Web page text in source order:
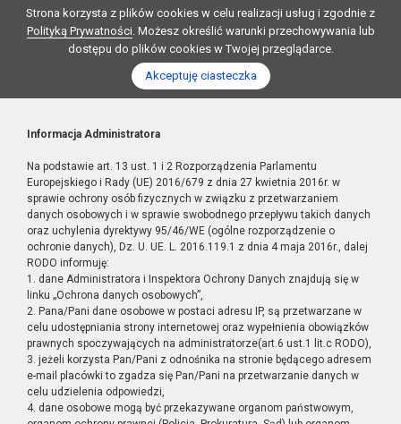
Strona korzysta z plików cookies w celu realizacji usług i zgodnie z
Polityką Prywatności. Możesz określić warunki przechowywania lub
dostępu do plików cookies w Twojej przeglądarce.
Akceptuję ciasteczka
Informacja Administratora
Na podstawie art. 13 ust. 1 i 2 Rozporządzenia Parlamentu
Europejskiego i Rady (UE) 2016/679 z dnia 27 kwietnia 2016r. w
sprawie ochrony osób fizycznych w związku z przetwarzaniem
danych osobowych i w sprawie swobodnego przepływu takich danych
oraz uchylenia dyrektywy 95/46/WE (ogólne rozporządzenie o
ochronie danych), Dz. U. UE. L. 2016.119.1 z dnia 4 maja 2016r., dalej
RODO informuję:
1. dane Administratora i Inspektora Ochrony Danych znajdują się w
linku „Ochrona danych osobowych”,
2. Pana/Pani dane osobowe w postaci adresu IP, są przetwarzane w
celu udostępniania strony internetowej oraz wypełnienia obowiązków
prawnych spoczywających na administratorze(art.6 ust.1 lit.c RODO),
3. jeżeli korzysta Pan/Pani z odnośnika na stronie będącego adresem
e-mail placówki to zgadza się Pan/Pani na przetwarzanie danych w
celu udzielenia odpowiedzi,
4. dane osobowe mogą być przekazywane organom państwowym,